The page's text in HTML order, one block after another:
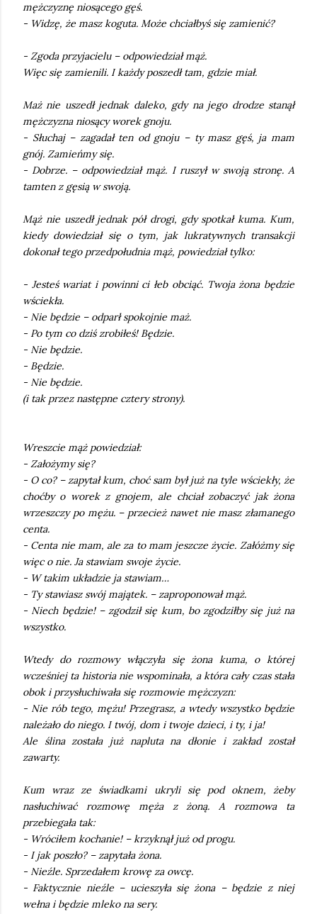
mężczyznę niosącego gęś.
- Widzę, że masz koguta. Może chciałbyś się zamienić?
- Zgoda przyjacielu – odpowiedział mąż.
Więc się zamienili. I każdy poszedł tam, gdzie miał.
Maż nie uszedł jednak daleko, gdy na jego drodze stanął
mężczyzna niosący worek gnoju.
- Słuchaj – zagadał ten od gnoju – ty masz gęś, ja mam
gnój. Zamieńmy się.
- Dobrze. – odpowiedział mąż. I ruszył w swoją stronę. A
tamten z gęsią w swoją.
Mąż nie uszedł jednak pół drogi, gdy spotkał kuma. Kum,
kiedy dowiedział się o tym, jak lukratywnych transakcji
dokonał tego przedpołudnia mąż, powiedział tylko:
- Jesteś wariat i powinni ci łeb obciąć. Twoja żona będzie
wściekła.
- Nie będzie – odparł spokojnie maż.
- Po tym co dziś zrobiłeś! Będzie.
- Nie będzie.
- Będzie.
- Nie będzie.
(i tak przez następne cztery strony).
Wreszcie mąż powiedział:
- Założymy się?
- O co? – zapytał kum, choć sam był już na tyle wściekły, że
choćby o worek z gnojem, ale chciał zobaczyć jak żona
wrzeszczy po mężu. – przecież nawet nie masz złamanego
centa.
- Centa nie mam, ale za to mam jeszcze życie. Załóżmy się
więc o nie. Ja stawiam swoje życie.
- W takim układzie ja stawiam…
- Ty stawiasz swój majątek. – zaproponował mąż.
- Niech będzie! – zgodził się kum, bo zgodziłby się już na
wszystko.
Wtedy do rozmowy włączyła się żona kuma, o której
wcześniej ta historia nie wspominała, a która cały czas stała
obok i przysłuchiwała się rozmowie mężczyzn:
- Nie rób tego, mężu! Przegrasz, a wtedy wszystko będzie
należało do niego. I twój, dom i twoje dzieci, i ty, i ja!
Ale ślina została już napluta na dłonie i zakład został
zawarty.
Kum wraz ze świadkami ukryli się pod oknem, żeby
nasłuchiwać rozmowę męża z żoną. A rozmowa ta
przebiegała tak:
- Wróciłem kochanie! – krzyknął już od progu.
- I jak poszło? – zapytała żona.
- Nieźle. Sprzedałem krowę za owcę.
- Faktycznie nieźle – ucieszyła się żona – będzie z niej
wełna i będzie mleko na sery.